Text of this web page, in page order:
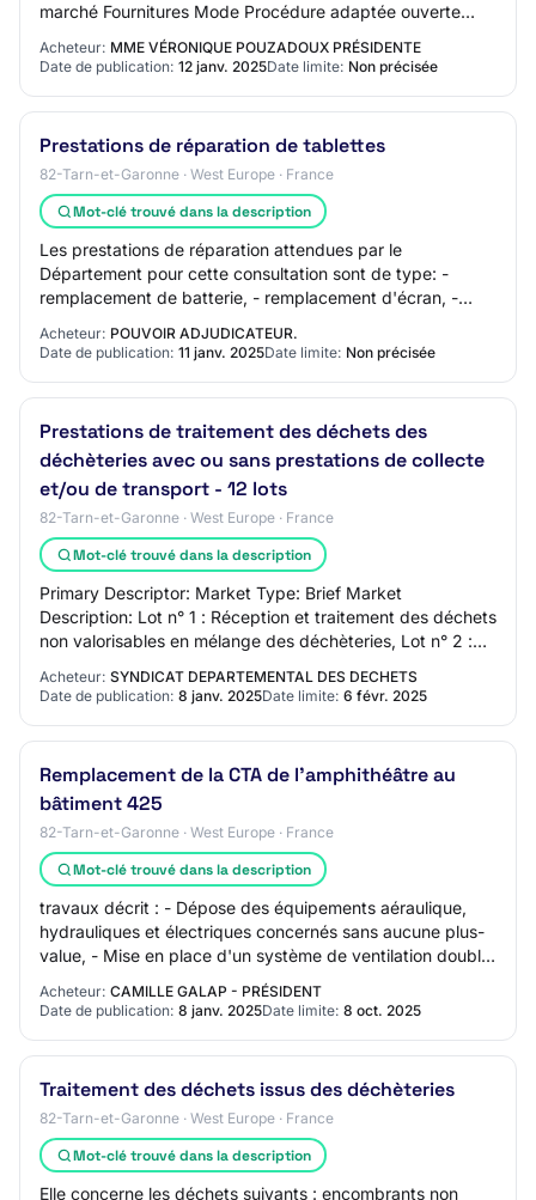
marché Fournitures Mode Procédure adaptée ouverte
Technique d'achat Sans objet Lieu de livraison pr…
Acheteur: MME VÉRONIQUE POUZADOUX PRÉSIDENTE
Date de publication: 12 janv. 2025Date limite: Non précisée
Prestations de réparation de tablettes
82-Tarn-et-Garonne · West Europe · France
Mot-clé trouvé dans la description
Les prestations de réparation attendues par le
Département pour cette consultation sont de type: -
remplacement de batterie, - remplacement d'écran, -
Acheteur: POUVOIR ADJUDICATEUR.
Date de publication: 11 janv. 2025Date limite: Non précisée
Prestations de traitement des déchets des
déchèteries avec ou sans prestations de collecte
et/ou de transport - 12 lots
82-Tarn-et-Garonne · West Europe · France
Mot-clé trouvé dans la description
Primary Descriptor: Market Type: Brief Market
Description: Lot n° 1 : Réception et traitement des déchets
non valorisables en mélange des déchèteries, Lot n° 2 :
Acheteur: SYNDICAT DEPARTEMENTAL DES DECHETS
Date de publication: 8 janv. 2025Date limite: 6 févr. 2025
Remplacement de la CTA de l'amphithéâtre au
bâtiment 425
82-Tarn-et-Garonne · West Europe · France
Mot-clé trouvé dans la description
travaux décrit : - Dépose des équipements aéraulique,
hydrauliques et électriques concernés sans aucune plus-
value, - Mise en place d'un système de ventilation double
flux, - Refonte de la distributi…
Acheteur: CAMILLE GALAP - PRÉSIDENT
Date de publication: 8 janv. 2025Date limite: 8 oct. 2025
Traitement des déchets issus des déchèteries
82-Tarn-et-Garonne · West Europe · France
Mot-clé trouvé dans la description
Elle concerne les déchets suivants : encombrants non